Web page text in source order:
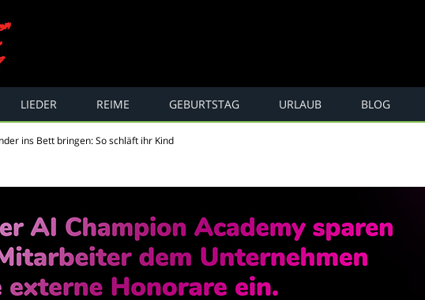
Spiele, Spaß ...
LIEDER REIME GEBURTSTAG URLAUB BLOG
ins Bett bringen: So schläft ihr Kind